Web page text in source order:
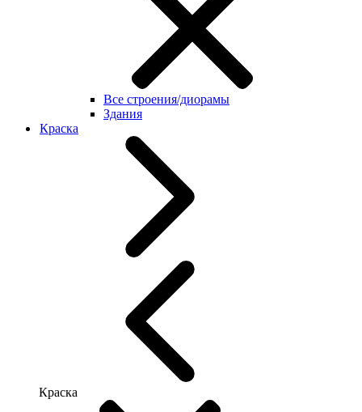
Все строения/диорамы
Здания
Краска
Краска